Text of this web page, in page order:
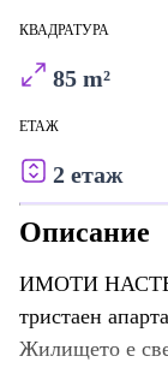
КВАДРАТУРА
85 m²
ЕТАЖ
2 етаж
Описание
ИМОТИ НАСТЕВ
тристаен
Жилището е